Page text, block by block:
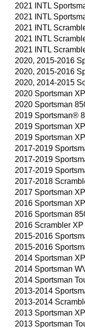
2021 INTL
2021 INTL
2021 INTL
2021 INTL
2021 INTL
2020, 2015-2016
2020, 2015-2016
2020, 2014-2015
2020 Sportsman
2020 Sportsman
2019 Sportsman®
2019 Sportsman
2019 Sportsman
2017-2019
2017-2019
2017-2019
2017-2018
2017 Sportsman
2016 Sportsman
2016 Sportsman
2016 Scrambler
2015-2016
2015-2016
2014 Sportsman
2014 Sportsman
2014 Sportsman
2013-2014
2013-2014
2013 Sportsman
2013 Sportsman